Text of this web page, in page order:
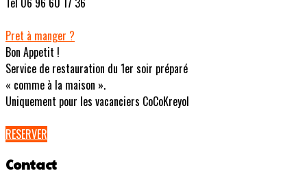
Pret à manger ?
Bon Appetit !
Service de restauration du 1er soir préparé
« comme à la maison ».
Uniquement pour les vacanciers CoCoKreyol
RESERVER
Contact